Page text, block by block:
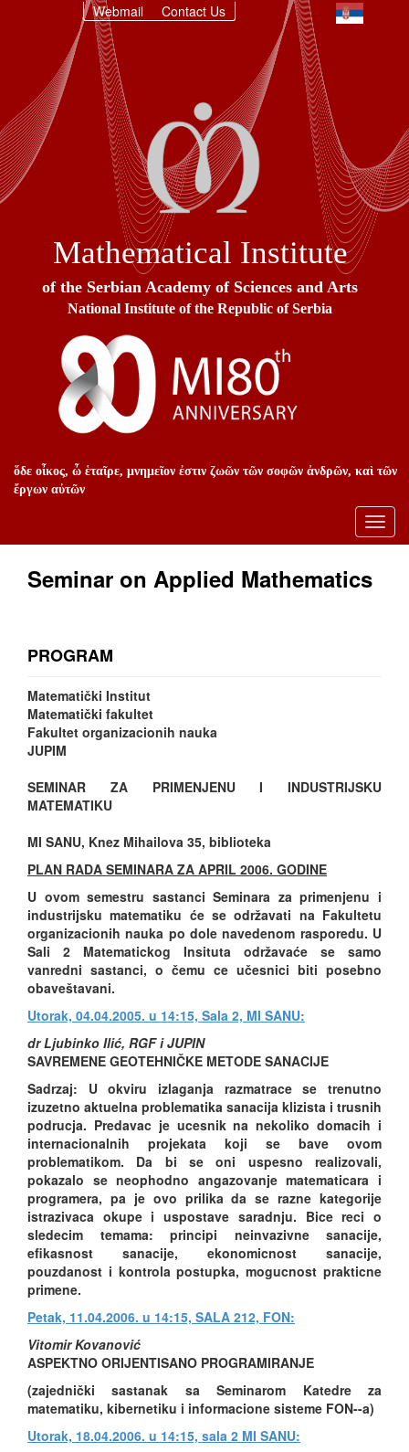
Webmail Contact Us
Mathematical Institute
of the Serbian Academy of Sciences and Arts
National Institute of the Republic of Serbia
ὅδε οἶκος, ὦ ἑταῖρε, μνημεῖον ἐστιν ζωῶν τῶν σοφῶν ἀνδρῶν, καὶ τῶν
ἔργων αὐτῶν
Seminar on Applied Mathematics
PROGRAM
Matematički Institut
Matematički fakultet
Fakultet organizacionih nauka
JUPIM
SEMINAR ZA PRIMENJENU I INDUSTRIJSKU
MATEMATIKU
MI SANU, Knez Mihailova 35, biblioteka
PLAN RADA SEMINARA ZA APRIL 2006. GODINE
U ovom semestru sastanci Seminara za primenjenu i
industrijsku matematiku će se održavati na Fakultetu
organizacionih nauka po dole navedenom rasporedu. U
Sali 2 Matematickog Insituta održavaće se samo
vanredni sastanci, o čemu ce učesnici biti posebno
obaveštavani.
Utorak, 04.04.2005. u 14:15, Sala 2, MI SANU:
dr Ljubinko Ilić, RGF i JUPIN
SAVREMENE GEOTEHNIČKE METODE SANACIJE
Sadrzaj: U okviru izlaganja razmatrace se trenutno
izuzetno aktuelna problematika sanacija klizista i trusnih
podrucja. Predavac je ucesnik na nekoliko domacih i
internacionalnih projekata koji se bave ovom
problematikom. Da bi se oni uspesno realizovali,
pokazalo se neophodno angazovanje matematicara i
programera, pa je ovo prilika da se razne kategorije
istrazivaca okupe i uspostave saradnju. Bice reci o
sledecim temama: principi neinvazivne sanacije,
efikasnost sanacije, ekonomicnost sanacije,
pouzdanost i kontrola postupka, mogucnost prakticne
primene.
Petak, 11.04.2006. u 14:15, SALA 212, FON:
Vitomir Kovanović
ASPEKTNO ORIJENTISANO PROGRAMIRANJE
(zajednički sastanak sa Seminarom Katedre za
matematiku, kibernetiku i informacione sisteme FON--a)
Utorak, 18.04.2006. u 14:15, sala 2 MI SANU: